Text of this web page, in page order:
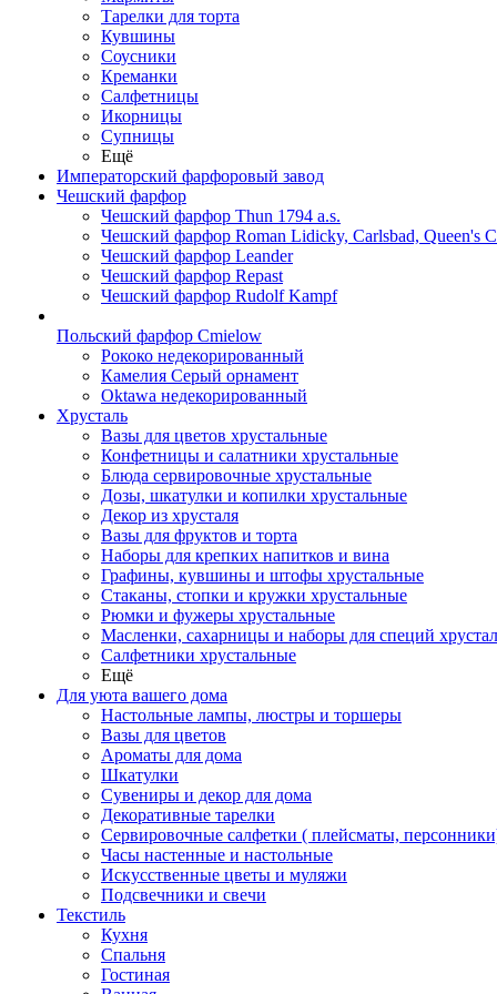
Тарелки для торта
Кувшины
Соусники
Креманки
Салфетницы
Икорницы
Супницы
Ещё
Императорский фарфоровый завод
Чешский фарфор
Чешский фарфор Thun 1794 a.s.
Чешский фарфор Roman Lidicky, Carlsbad, Queen's
Чешский фарфор Leander
Чешский фарфор Repast
Чешский фарфор Rudolf Kampf
Польский фарфор Сmielow
Рококо недекорированный
Камелия Серый орнамент
Oktawa недекорированный
Хрусталь
Вазы для цветов хрустальные
Конфетницы и салатники хрустальные
Блюда сервировочные хрустальные
Дозы, шкатулки и копилки хрустальные
Декор из хрусталя
Вазы для фруктов и торта
Наборы для крепких напитков и вина
Графины, кувшины и штофы хрустальные
Стаканы, стопки и кружки хрустальные
Рюмки и фужеры хрустальные
Масленки, сахарницы и наборы для специй
Салфетники хрустальные
Ещё
Для уюта вашего дома
Настольные лампы, люстры и торшеры
Вазы для цветов
Ароматы для дома
Шкатулки
Сувениры и декор для дома
Декоративные тарелки
Сервировочные салфетки ( плейсматы,
Часы настенные и настольные
Искусственные цветы и муляжи
Подсвечники и свечи
Текстиль
Кухня
Спальня
Гостиная